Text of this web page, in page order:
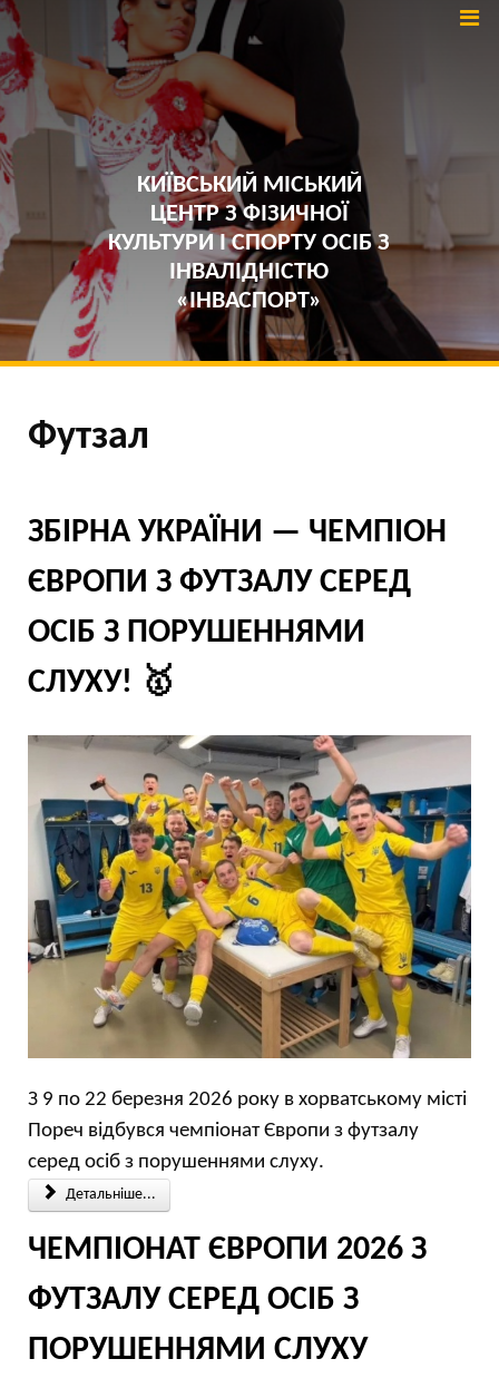
КИЇВСЬКИЙ МІСЬКИЙ
ЦЕНТР З ФІЗИЧНОЇ
КУЛЬТУРИ І СПОРТУ ОСІБ З
ІНВАЛІДНІСТЮ
«ІНВАСПОРТ»
Футзал
ЗБІРНА УКРАЇНИ — ЧЕМПІОН
ЄВРОПИ З ФУТЗАЛУ СЕРЕД
ОСІБ З ПОРУШЕННЯМИ
СЛУХУ! 🥇
З 9 по 22 березня 2026 року в хорватському місті
Пореч відбувся чемпіонат Європи з футзалу
серед осіб з порушеннями слуху.
Детальніше...
ЧЕМПІОНАТ ЄВРОПИ 2026 З
ФУТЗАЛУ СЕРЕД ОСІБ З
ПОРУШЕННЯМИ СЛУХУ